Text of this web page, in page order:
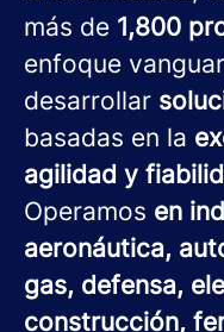
más de 1,800
enfoque
desarrollar
basadas en la
agilidad y
Operamos en
aeronáutica,
gas, defensa,
construcción,